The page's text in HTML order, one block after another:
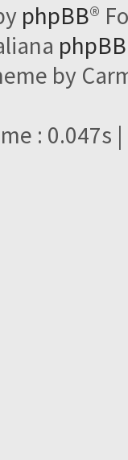
phpBB®
by
: 0.047s